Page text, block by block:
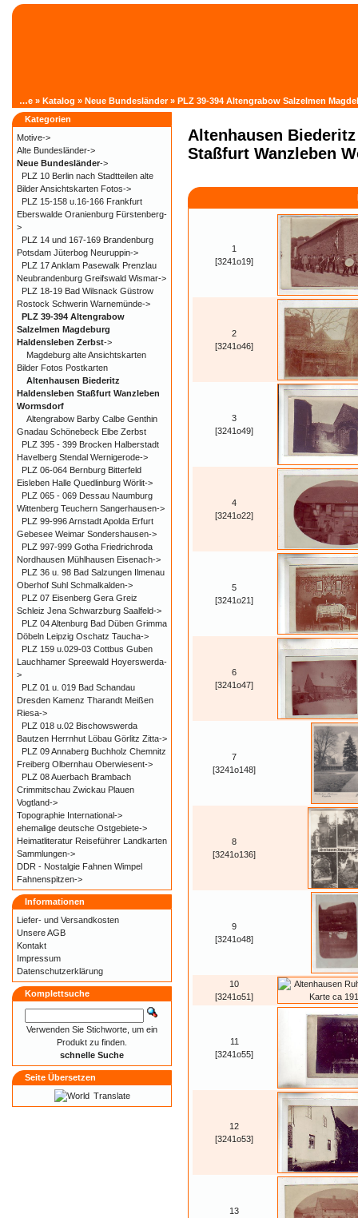
Startseite » Katalog » Neue Bundesländer» PLZ 39-394 Altengrabow Salzelmen
Altenhausen
Staßfurt Wanzleben
1
[3241o19]
2
[3241o46]
3
[3241o49]
4
[3241o22]
5
[3241o21]
6
[3241o47]
7
[3241o148]
8
[3241o136]
9
[3241o48]
10
[3241o51]
11
[3241o55]
12
[3241o53]
13
Kategorien
Motive->
Alte Bundesländer->
Neue Bundesländer->
PLZ 10 Berlin nach Stadtteilen alte
Bilder Ansichtskarten Fotos->
PLZ 15-158 u.16-166 Frankfurt
Eberswalde Oranienburg Fürstenberg-
>
PLZ 14 und 167-169 Brandenburg
Potsdam Jüterbog Neuruppin->
PLZ 17 Anklam Pasewalk Prenzlau
Neubrandenburg Greifswald Wismar->
PLZ 18-19 Bad Wilsnack Güstrow
Rostock Schwerin Warnemünde->
PLZ 39-394 Altengrabow
Salzelmen Magdeburg
Haldensleben Zerbst->
Magdeburg alte Ansichtskarten
Bilder Fotos Postkarten
Altenhausen Biederitz
Haldensleben Staßfurt Wanzleben
Wormsdorf
Altengrabow Barby Calbe Genthin
Gnadau Schönebeck Elbe Zerbst
PLZ 395 - 399 Brocken Halberstadt
Havelberg Stendal Wernigerode->
PLZ 06-064 Bernburg Bitterfeld
Eisleben Halle Quedlinburg Wörlit->
PLZ 065 - 069 Dessau Naumburg
Wittenberg Teuchern Sangerhausen->
PLZ 99-996 Arnstadt Apolda Erfurt
Gebesee Weimar Sondershausen->
PLZ 997-999 Gotha Friedrichroda
Nordhausen Mühlhausen Eisenach->
PLZ 36 u. 98 Bad Salzungen Ilmenau
Oberhof Suhl Schmalkalden->
PLZ 07 Eisenberg Gera Greiz
Schleiz Jena Schwarzburg Saalfeld->
PLZ 04 Altenburg Bad Düben Grimma
Döbeln Leipzig Oschatz Taucha->
PLZ 159 u.029-03 Cottbus Guben
Lauchhamer Spreewald Hoyerswerda-
>
PLZ 01 u. 019 Bad Schandau
Dresden Kamenz Tharandt Meißen
Riesa->
PLZ 018 u.02 Bischowswerda
Bautzen Herrnhut Löbau Görlitz Zitta->
PLZ 09 Annaberg Buchholz Chemnitz
Freiberg Olbernhau Oberwiesent->
PLZ 08 Auerbach Brambach
Crimmitschau Zwickau Plauen
Vogtland->
Topographie International->
ehemalige deutsche Ostgebiete->
Heimatliteratur Reiseführer Landkarten
Sammlungen->
DDR - Nostalgie Fahnen Wimpel
Fahnenspitzen->
Informationen
Liefer- und Versandkosten
Unsere AGB
Kontakt
Impressum
Datenschutzerklärung
Komplettsuche
Verwenden Sie Stichworte, um ein
Produkt zu finden.
schnelle Suche
Seite Übersetzen
Translate